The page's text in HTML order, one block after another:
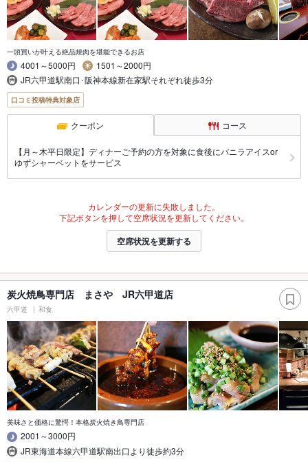
一頭買いが叶える絶品焼肉を堪能できるお店
4001～5000円
1501～2000円
JR六甲道駅南口･阪神本線新在家駅それぞれ徒歩3分
口コミ投稿特典対象店
クーポン コース
【月～木平日限定】ディナーご予約の方を対象に食後にバニラアイスor
ゆずシャーベットをサービス
カレンダーの更新に失敗しました。
下記ボタンを押して空席状況を更新してください。
空席状況を更新する
炭火焼鳥専門店 まさや JR六甲道店
六甲道 和食
美味さと価格に驚愕！本格炭火焼き鳥専門店
2001～3000円
JR東海道本線六甲道駅南出口より徒歩約3分